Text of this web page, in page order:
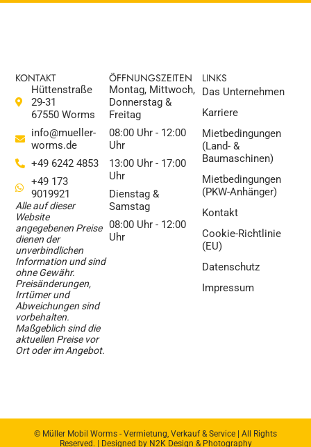
KONTAKT
Hüttenstraße
29-31
67550 Worms
info@mueller-
worms.de
+49 6242 4853
+49 173
9019921
Alle auf dieser
Website
angegebenen Preise
dienen der
unverbindlichen
Information und sind
ohne Gewähr.
Preisänderungen,
Irrtümer und
Abweichungen sind
vorbehalten.
Maßgeblich sind die
aktuellen Preise vor
Ort oder im Angebot.
ÖFFNUNGSZEITEN
Montag, Mittwoch,
Donnerstag &
Freitag
08:00 Uhr - 12:00
Uhr
13:00 Uhr - 17:00
Uhr
Dienstag &
Samstag
08:00 Uhr - 12:00
Uhr
LINKS
Das Unternehmen
Karriere
Mietbedingungen
(Land- &
Baumaschinen)
Mietbedingungen
(PKW-Anhänger)
Kontakt
Cookie-Richtlinie
(EU)
Datenschutz
Impressum
© Müller Mobil Worms - Vermietung, Verkauf & Service | All Rights
Reserved. | Designed by N2K Design & Photography